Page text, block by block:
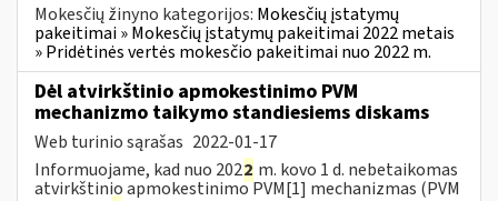
Mokesčių žinyno kategorijos: Mokesčių įstatymų
pakeitimai » Mokesčių įstatymų pakeitimai 2022 metais
» Pridėtinės vertės mokesčio pakeitimai nuo 2022 m.
Dėl atvirkštinio apmokestinimo PVM
mechanizmo taikymo standiesiems diskams
Web turinio sąrašas 2022-01-17
Informuojame, kad nuo 2022 m. kovo 1 d. nebetaikomas
atvirkštinio apmokestinimo PVM[1] mechanizmas (PVM